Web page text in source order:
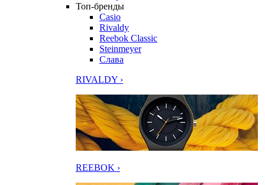
Топ-бренды
Casio
Rivaldy
Reebok Classic
Steinmeyer
Слава
RIVALDY ›
REEBOK ›